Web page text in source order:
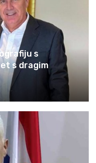
s
s dragim